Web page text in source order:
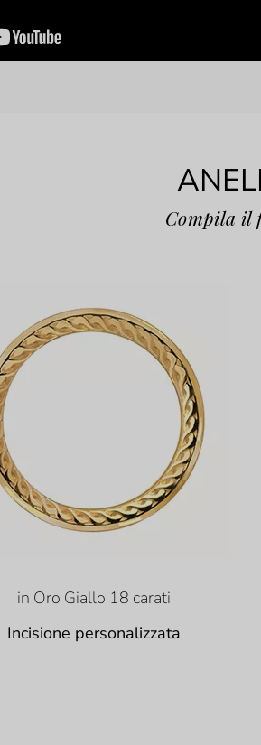
Compila il
in Oro Giallo 18 carati
Incisione personalizzata